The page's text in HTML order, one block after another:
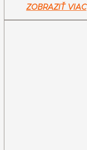
ZOBRAZIŤ VIAC